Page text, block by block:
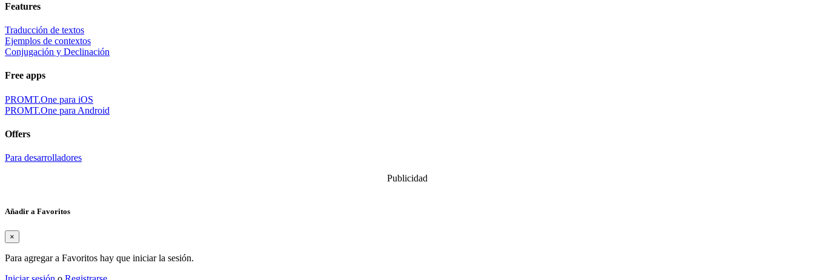
Features
Traducción de textos
Ejemplos de contextos
Conjugación y Declinación
Free apps
PROMT.One para iOS
PROMT.One para Android
Offers
Para desarrolladores
Publicidad
Añadir a Favoritos
×
Para agregar a Favoritos hay que iniciar la sesión.